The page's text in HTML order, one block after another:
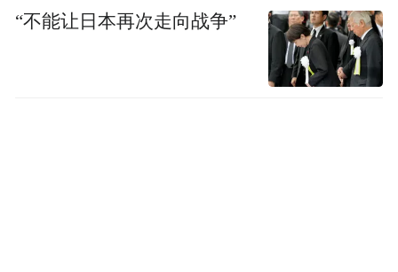
“不能让日本再次走向战争”